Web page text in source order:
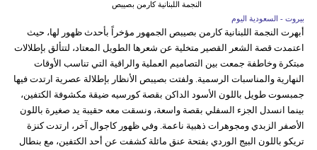
النجمة اللبنانية كارمن بصيبص
بيروت - السعودية اليوم
أبهرت النجمة اللبنانية كارمن بصيبص الجمهور مؤخراً بأحدث ظهور لها، حيث
اعتمدت قصة الشعر القصير متخلية عن شعرها الطويل المعتاد، لتتألق بإطلالات
مبتكرة وخاطفة جمعت بين التصاميم العملية والراقية التي تناسب الأوقات
النهارية والمناسبات الرسمية. ولفتت بصيبص الأنظار بإطلالة عصرية ارتدت فيها
جمبسوت طويل باللون الأسود الداكن بقصة كورسيه ضيقة مكشوفة الكتفين،
بينما انسدل الجزء السفلي بقصة واسعة، ونسقت معه حقيبة يد صغيرة باللون
الأصفر الزبدي ومجوهرات ذهبية ناعمة. وفي ظهور كاجوال آخر، ارتدت كنزة
تريكو باللون البيج الوردي بفتحة عنق مائلة كشفت عن أحد الكتفين، مع بنطال